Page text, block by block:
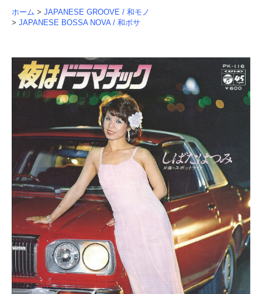
ホーム > JAPANESE GROOVE / 和モノ
> JAPANESE BOSSA NOVA / 和ボサ